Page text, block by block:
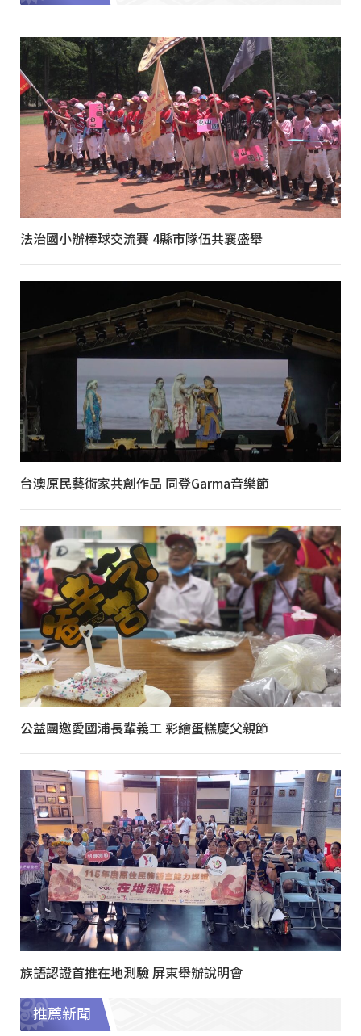
法治國小辦棒球交流賽 4縣市隊伍共襄盛舉
台澳原民藝術家共創作品 同登Garma音樂節
公益團邀愛國浦長輩義工 彩繪蛋糕慶父親節
族語認證首推在地測驗 屏東舉辦說明會
推薦新聞